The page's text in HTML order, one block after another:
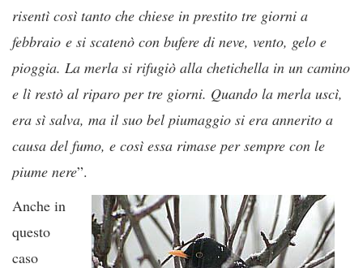
risentì così tanto che chiese in prestito tre giorni a
febbraio e si scatenò con bufere di neve, vento, gelo e
pioggia. La merla si rifugiò alla chetichella in un camino
e lì restò al riparo per tre giorni. Quando la merla uscì,
era sì salva, ma il suo bel piumaggio si era annerito a
causa del fumo, e così essa rimase per sempre con le
piume nere”.
Anche in
questo
caso